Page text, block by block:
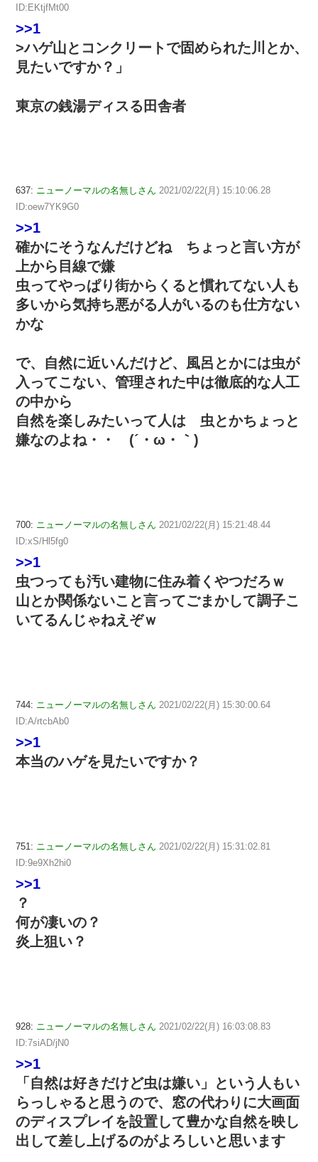
ID:EKtjfMt00
>>1
>ハゲ山とコンクリートで固められた川とか、
見たいですか？」
東京の銭湯ディスる田舎者
637: ニューノーマルの名無しさん 2021/02/22(月) 15:10:06.28
ID:oew7YK9G0
>>1
確かにそうなんだけどね ちょっと言い方が
上から目線で嫌
虫ってやっぱり街からくると慣れてない人も
多いから気持ち悪がる人がいるのも仕方ない
かな
で、自然に近いんだけど、風呂とかには虫が
入ってこない、管理された中は徹底的な人工
の中から
自然を楽しみたいって人は 虫とかちょっと
嫌なのよね・・ (´・ω・｀)
700: ニューノーマルの名無しさん 2021/02/22(月) 15:21:48.44
ID:xS/Hl5fg0
>>1
虫つっても汚い建物に住み着くやつだろｗ
山とか関係ないこと言ってごまかして調子こ
いてるんじゃねえぞｗ
744: ニューノーマルの名無しさん 2021/02/22(月) 15:30:00.64
ID:A/rtcbAb0
>>1
本当のハゲを見たいですか？
751: ニューノーマルの名無しさん 2021/02/22(月) 15:31:02.81
ID:9e9Xh2hi0
>>1
？
何が凄いの？
炎上狙い？
928: ニューノーマルの名無しさん 2021/02/22(月) 16:03:08.83
ID:7siAD/jN0
>>1
「自然は好きだけど虫は嫌い」という人もい
らっしゃると思うので、窓の代わりに大画面
のディスプレイを設置して豊かな自然を映し
出して差し上げるのがよろしいと思います